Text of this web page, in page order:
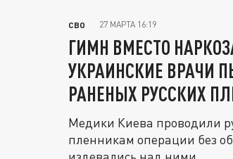
СВО 27 МАРТА 16:19
ГИМН ВМЕСТО
УКРАИНСКИЕ ВРАЧИ
РАНЕНЫХ РУССКИХ
Медики Киева проводили
пленникам операции без